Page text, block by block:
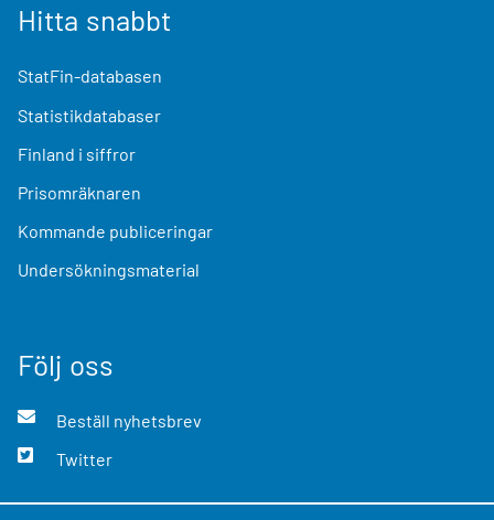
Hitta snabbt
StatFin-databasen
Statistikdatabaser
Finland i siffror
Prisomräknaren
Kommande publiceringar
Undersökningsmaterial
Följ oss
Beställ nyhetsbrev
Twitter